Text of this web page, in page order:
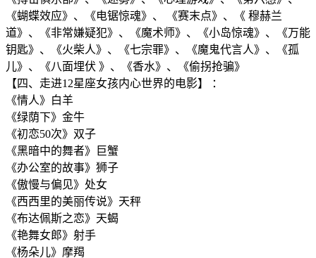
《蝴蝶效应》、《电锯惊魂》、 《赛末点》、《 穆赫兰
道》、《非常嫌疑犯》、《魔术师》、《小岛惊魂》、《万能
钥匙》、《火柴人》、《七宗罪》、《魔鬼代言人》、《孤
儿》、《八面埋伏 》、《香水》、《偷拐抢骗》
【四、走进12星座女孩内心世界的电影】 ：
《情人》白羊
《绿荫下》金牛
《初恋50次》双子
《黑暗中的舞者》巨蟹
《办公室的故事》狮子
《傲慢与偏见》处女
《西西里的美丽传说》天秤
《布达佩斯之恋》天蝎
《艳舞女郎》射手
《杨朵儿》摩羯